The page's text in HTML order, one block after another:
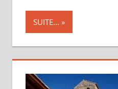
SUITE...